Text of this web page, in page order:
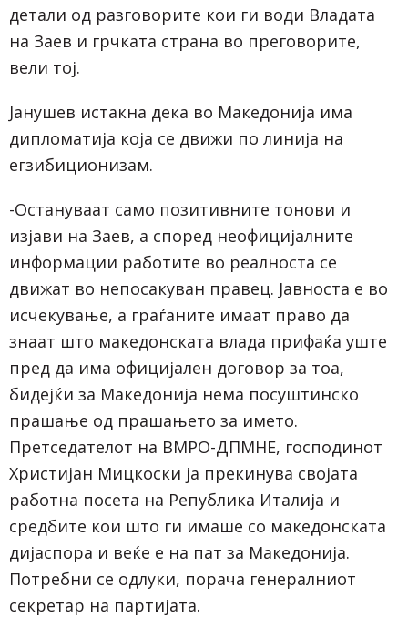
детали од разговорите кои ги води Владата
на Заев и грчката страна во преговорите,
вели тој.
Јанушев истакна дека во Македонија има
дипломатија која се движи по линија на
егзибиционизам.
-Остануваат само позитивните тонови и
изјави на Заев, а според неофицијалните
информации работите во реалноста се
движат во непосакуван правец. Јавноста е во
исчекување, а граѓаните имаат право да
знаат што македонската влада прифаќа уште
пред да има официјален договор за тоа,
бидејќи за Македонија нема посуштинско
прашање од прашањето за името.
Претседателот на ВМРО-ДПМНЕ, господинот
Христијан Мицкоски ја прекинува својата
работна посета на Република Италија и
средбите кои што ги имаше со македонската
дијаспора и веќе е на пат за Македонија.
Потребни се одлуки, порача генералниот
секретар на партијата.